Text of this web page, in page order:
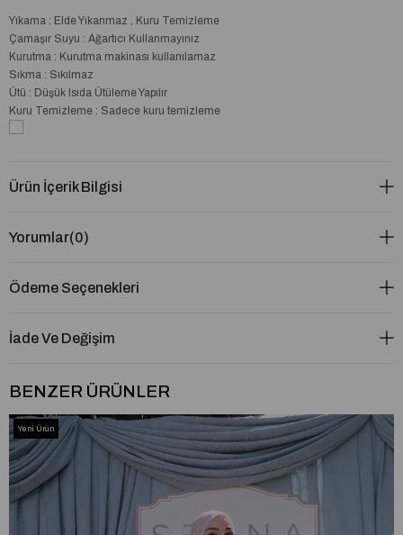
Yıkama : Elde Yıkanmaz , Kuru Temizleme
Çamaşır Suyu : Ağartıcı Kullanmayınız
Kurutma : Kurutma makinası kullanılamaz
Sıkma : Sıkılmaz
Ütü : Düşük Isıda Ütüleme Yapılır
Kuru Temizleme : Sadece kuru temizleme
Ürün İçerik Bilgisi
Yorumlar(0)
Ödeme Seçenekleri
İade Ve Değişim
BENZER ÜRÜNLER
Yeni Ürün